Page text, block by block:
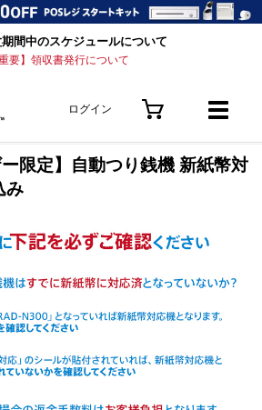
期間中のスケジュールについて
重要】領収書発行について
ログイン
ー限定】自動つり銭機 新紙幣対
み